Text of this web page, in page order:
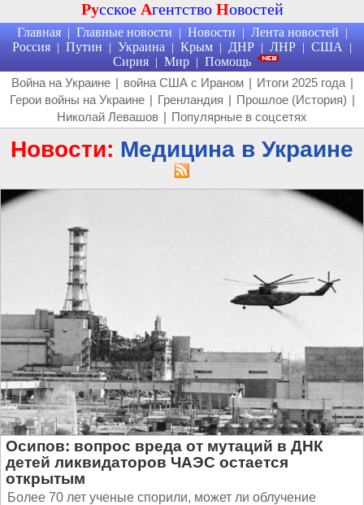
Русское Агентство Новостей
Главная | Главные новости | Новости | Лента новостей |
Россия | Путин | Украина | Крым | ДНР | ЛНР | США |
Сирия | Мир | Помощь
Война на Украине | война США с Ираном | Итоги 2025 года |
Герои войны на Украине | Гренландия | Прошлое (История) |
Николай Левашов | Популярные в соцсетях
Новости: Медицина в Украине
Осипов: вопрос вреда от мутаций в ДНК
детей ликвидаторов ЧАЭС остается
открытым
Более 70 лет ученые спорили, может ли облучение